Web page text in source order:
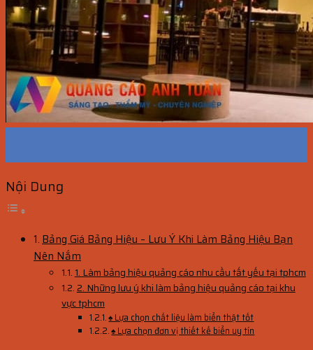
Nội Dung
Bảng Giá Bảng Hiệu – Lưu Ý Khi Làm Bảng Hiệu Bạn
Nên Nắm
1. Làm bảng hiệu quảng cáo nhu cầu tất yếu tại tphcm
2. Những lưu ý khi làm bảng hiệu quảng cáo tại khu
vực tphcm
♠ Lựa chọn chất liệu làm biển thật tốt
♠ Lựa chọn đơn vị thiết kế biển uy tín